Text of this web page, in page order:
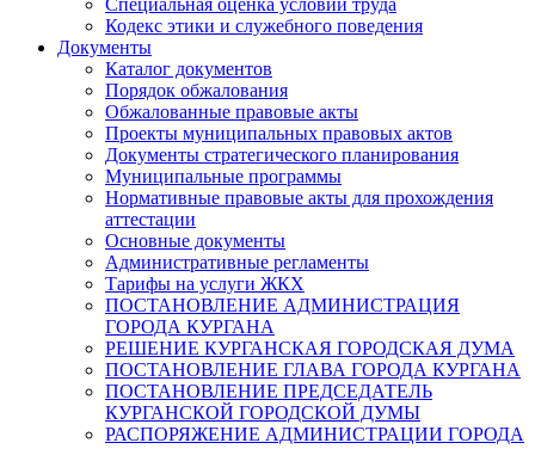
Специальная оценка условий труда
Кодекс этики и служебного поведения
Документы
Каталог документов
Порядок обжалования
Обжалованные правовые акты
Проекты муниципальных правовых актов
Документы стратегического планирования
Муниципальные программы
Нормативные правовые акты для прохождения
аттестации
Основные документы
Административные регламенты
Тарифы на услуги ЖКХ
ПОСТАНОВЛЕНИЕ АДМИНИСТРАЦИЯ
ГОРОДА КУРГАНА
РЕШЕНИЕ КУРГАНСКАЯ ГОРОДСКАЯ ДУМА
ПОСТАНОВЛЕНИЕ ГЛАВА ГОРОДА КУРГАНА
ПОСТАНОВЛЕНИЕ ПРЕДСЕДАТЕЛЬ
КУРГАНСКОЙ ГОРОДСКОЙ ДУМЫ
РАСПОРЯЖЕНИЕ АДМИНИСТРАЦИИ ГОРОДА